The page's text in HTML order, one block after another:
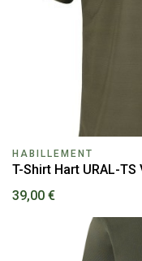
HABILLEMENT
T-Shirt Hart URAL-TS
39,00 €